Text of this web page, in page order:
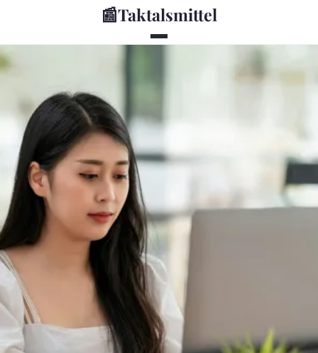
📰Taktalsmittel